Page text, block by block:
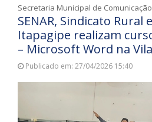
Secretaria Municipal de Comunicação
SENAR, Sindicato Rural
Itapagipe realizam
– Microsoft Word na
Publicado em: 27/04/2026 15:40